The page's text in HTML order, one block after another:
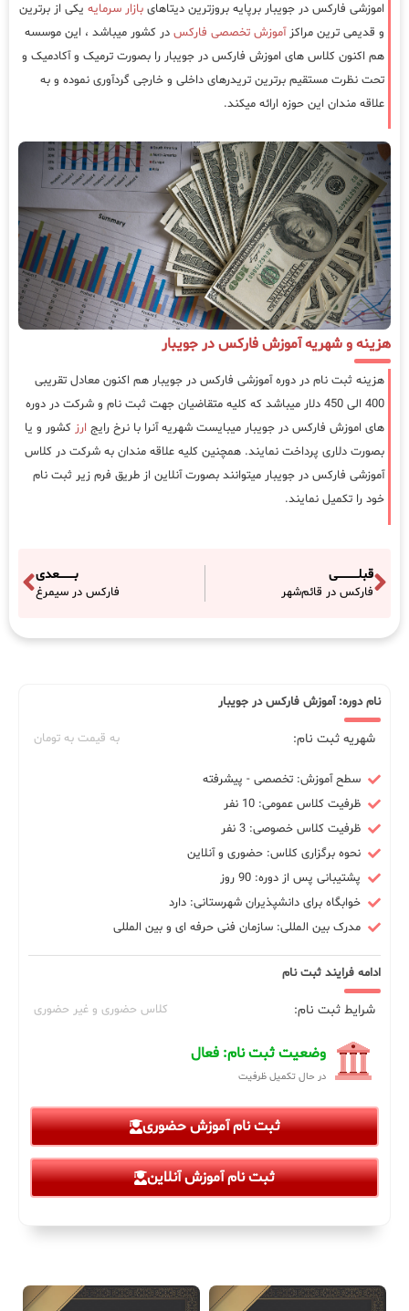
اموزشی فارکس در جویبار برپایه بروزترین دیتاهای بازار سرمایه یکی از برترین
و قدیمی ترین مراکزآموزش تخصصی فارکس در کشور میباشد ، این موسسه
هم اکنون کلاس های اموزش فارکس در جویبار را بصورت ترمیک و آکادمیک و
تحت نظرت مستقیم برترین تریدرهای داخلی و خارجی گردآوری نموده و به
علاقه مندان این حوزه ارائه میکند.
هزینه و شهریه آموزش فارکس در جویبار
هزینه ثبت نام در دوره آموزشی فارکس در جویبار هم اکنون معادل تقریبی
400 الی 450 دلار میباشد که کلیه متقاضیان جهت ثبت نام و شرکت در دوره
های اموزش فارکس در جویبار میبایست شهریه آنرا با نرخ رایج ارز کشور و یا
بصورت دلاری پرداخت نمایند. همچنین کلیه علاقه مندان به شرکت در کلاس
آموزشی فارکس در جویبار میتوانند بصورت آنلاین از طریق فرم زیر ثبت نام
خود را تکمیل نمایند.
قبلـــــــــــی
فارکس در قائم‌شهر
بــــــــعدی
فارکس در سیمرغ
نام دوره: آموزش فارکس در جویبار
شهریه ثبت نام: به قیمت به تومان
سطح آموزش: تخصصی - پیشرفته
ظرفیت کلاس عمومی: 10 نفر
ظرفیت کلاس خصوصی: 3 نفر
نحوه برگزاری کلاس: حضوری و آنلاین
پشتیبانی پس از دوره: 90 روز
خوابگاه برای دانشپذیران شهرستانی: دارد
مدرک بین المللی: سازمان فنی حرفه ای و بین المللی
ادامه فرایند ثبت نام
شرایط ثبت نام: کلاس حضوری و غیر حضوری
وضعیت ثبت نام: فعال
در حال تکمیل ظرفیت
ثبت نام آموزش حضوری
ثبت نام آموزش آنلاین